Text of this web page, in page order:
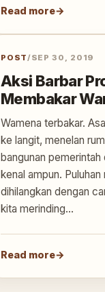
Read more
POST/ SEP 30, 2019
Aksi Barbar
Membakar
Wamena terbakar.
ke langit, menelan
bangunan
kenal ampun.
dihilangkan dengan
kita merinding…
Read more